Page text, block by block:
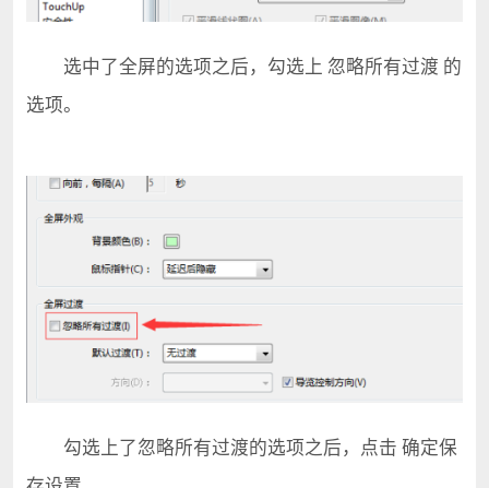
选中了全屏的选项之后，勾选上 忽略所有过渡 的
选项。
勾选上了忽略所有过渡的选项之后，点击 确定保